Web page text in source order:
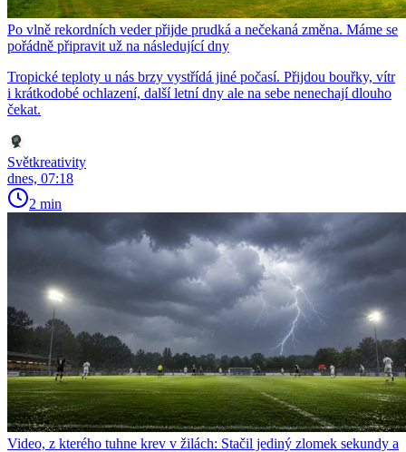
Po vlně rekordních veder přijde prudká a nečekaná změna. Máme se
pořádně připravit už na následující dny
Tropické teploty u nás brzy vystřídá jiné počasí. Přijdou bouřky, vítr
i krátkodobé ochlazení, další letní dny ale na sebe nenechají dlouho
čekat.
Světkreativity
dnes, 07:18
2 min
Video, z kterého tuhne krev v žilách: Stačil jediný zlomek sekundy a